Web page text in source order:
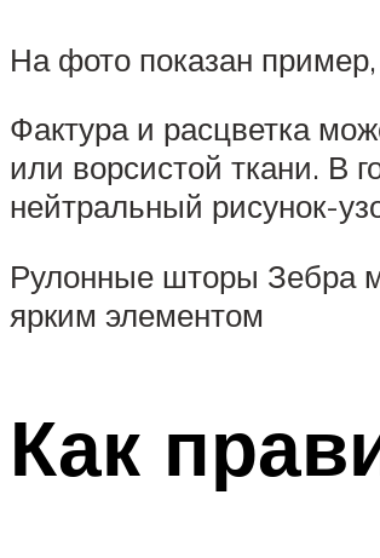
На фото показан
Фактура и расцветка
или ворсистой ткани. В
нейтральный рисунок-
Рулонные шторы Зебра
ярким элементом
Как